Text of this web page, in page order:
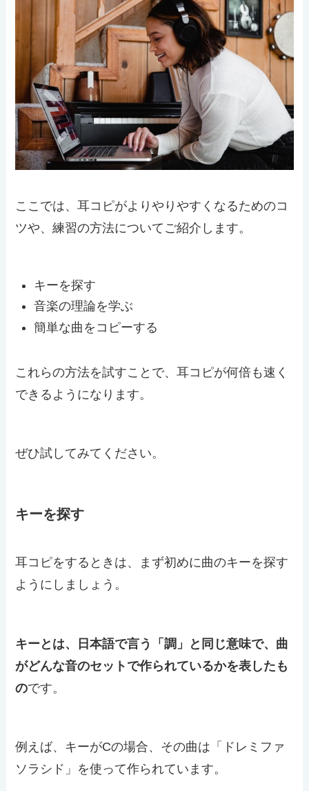
ここでは、耳コピがよりやりやすくなるためのコ
ツや、練習の方法についてご紹介します。
キーを探す
音楽の理論を学ぶ
簡単な曲をコピーする
これらの方法を試すことで、耳コピが何倍も速く
できるようになります。
ぜひ試してみてください。
キーを探す
耳コピをするときは、まず初めに曲のキーを探す
ようにしましょう。
キーとは、日本語で言う「調」と同じ意味で、曲
がどんな音のセットで作られているかを表したも
のです。
例えば、キーがCの場合、その曲は「ドレミファ
ソラシド」を使って作られています。